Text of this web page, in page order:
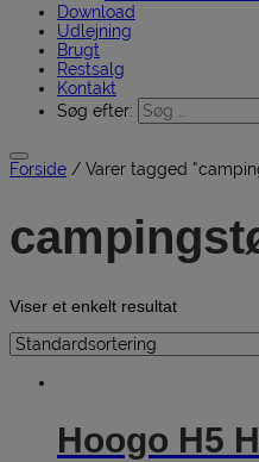
Download
Udlejning
Brugt
Restsalg
Kontakt
Søg efter:
Forside / Varer tagged
Viser et enkelt resultat
Hoogo H5